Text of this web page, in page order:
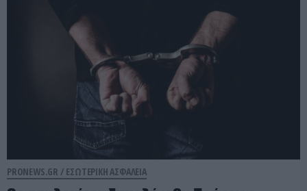
PRONEWS.GR / ΕΣΩΤΕΡΙΚΗ ΑΣΦΑΛΕΙΑ